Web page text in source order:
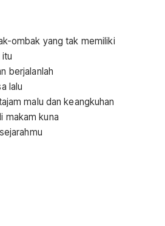
ombak yang tak memiliki
berjalanlah
lalu
malu dan keangkuhan
makam kuna